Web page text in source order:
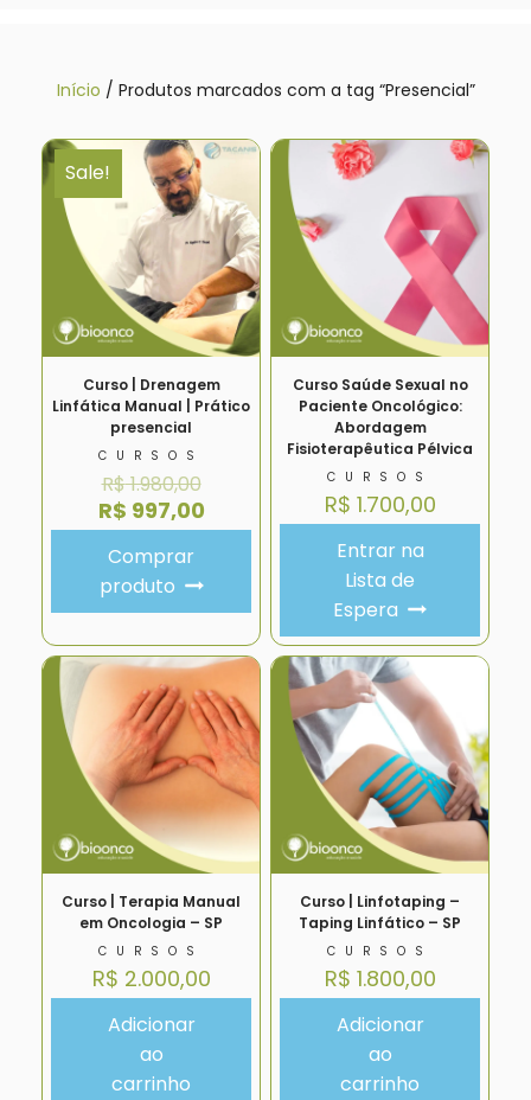
Início / Produtos marcados com a tag “Presencial”
Sale!
Curso | Drenagem
Linfática Manual | Prático
presencial
CURSOS
R$1.980,00
R$ 997,00
Comprar
produto
Curso Saúde Sexual no
Paciente Oncológico:
Abordagem
Fisioterapêutica Pélvica
CURSOS
R$ 1.700,00
Entrar na
Lista de
Espera
Curso | Terapia Manual
em Oncologia – SP
CURSOS
R$ 2.000,00
Adicionar
ao
carrinho
Curso | Linfotaping –
Taping Linfático – SP
CURSOS
R$ 1.800,00
Adicionar
ao
carrinho